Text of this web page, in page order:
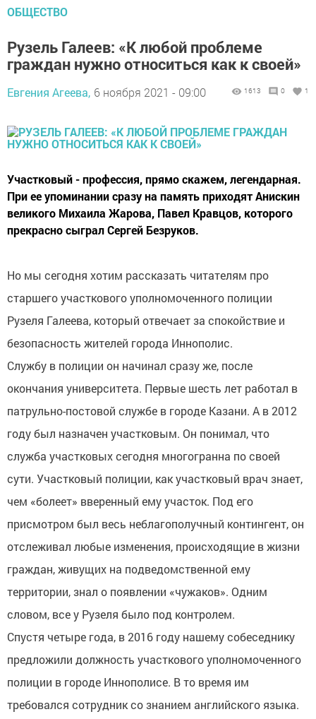
ОБЩЕСТВО
Рузель Галеев: «К любой проблеме
граждан нужно относиться как к своей»
Евгения Агеева, 6 ноября 2021 - 09:00 1613 0 1
Участковый - профессия, прямо скажем, легендарная.
При ее упоминании сразу на память приходят Анискин
великого Михаила Жарова, Павел Кравцов, которого
прекрасно сыграл Сергей Безруков.
Но мы сегодня хотим рассказать читателям про
старшего участкового уполномоченного полиции
Рузеля Галеева, который отвечает за спокойствие и
безопасность жителей города Иннополис.
Службу в полиции он начинал сразу же, после
окончания университета. Первые шесть лет работал в
патрульно-постовой службе в городе Казани. А в 2012
году был назначен участковым. Он понимал, что
служба участковых сегодня многогранна по своей
сути. Участковый полиции, как участковый врач знает,
чем «болеет» вверенный ему участок. Под его
присмотром был весь неблагополучный контингент, он
отслеживал любые изменения, происходящие в жизни
граждан, живущих на подведомственной ему
территории, знал о появлении «чужаков». Одним
словом, все у Рузеля было под контролем.
Спустя четыре года, в 2016 году нашему собеседнику
предложили должность участкового уполномоченного
полиции в городе Иннополисе. В то время им
требовался сотрудник со знанием английского языка.